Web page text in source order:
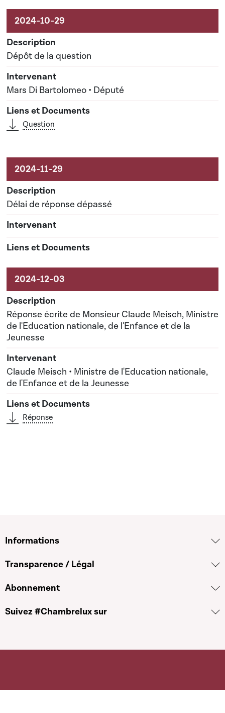
Activités liées au dossier
Dépôt de la question
Mars Di Bartolomeo • Député
Question
Délai de réponse dépassé
Réponse écrite de Monsieur Claude Meisch, Ministre
de l'Education nationale, de l'Enfance et de la
Jeunesse
Claude Meisch • Ministre de l'Education nationale,
de l'Enfance et de la Jeunesse
Réponse
Informations
Transparence / Légal
Abonnement
Suivez #Chambrelux sur